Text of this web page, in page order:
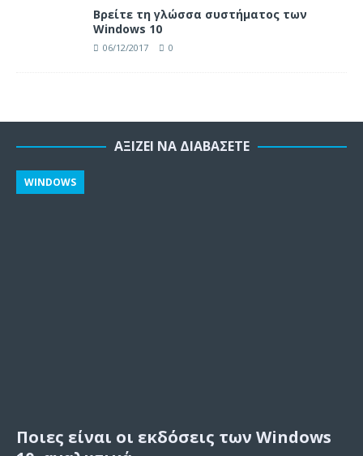
Βρείτε τη γλώσσα συστήματος των
Windows 10
06/12/2017 0
ΑΞΊΖΕΙ ΝΑ ΔΙΑΒΆΣΕΤΕ
Ποιες είναι οι εκδόσεις των Windows
WINDOWS